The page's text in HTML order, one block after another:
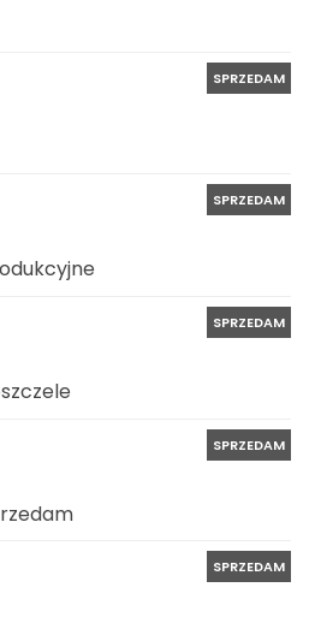
SPRZEDAM
SPRZEDAM
SPRZEDAM
SPRZEDAM
SPRZEDAM